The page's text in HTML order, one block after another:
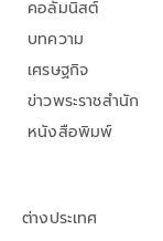
คอลัมนิสต์
บทความ
เศรษฐกิจ
ข่าวพระราชสำนัก
หนังสือพิมพ์
ต่างประเทศ